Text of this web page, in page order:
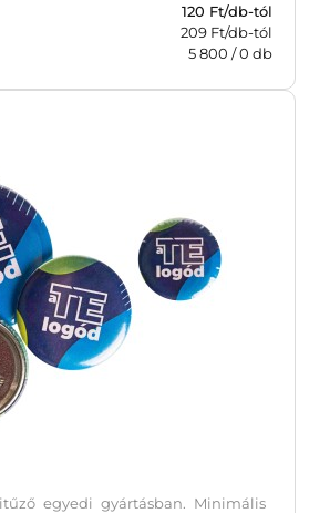
120 Ft/db-tól
209 Ft/db-tól
5 800 /0 db
egyedi gyártásban. Minimális